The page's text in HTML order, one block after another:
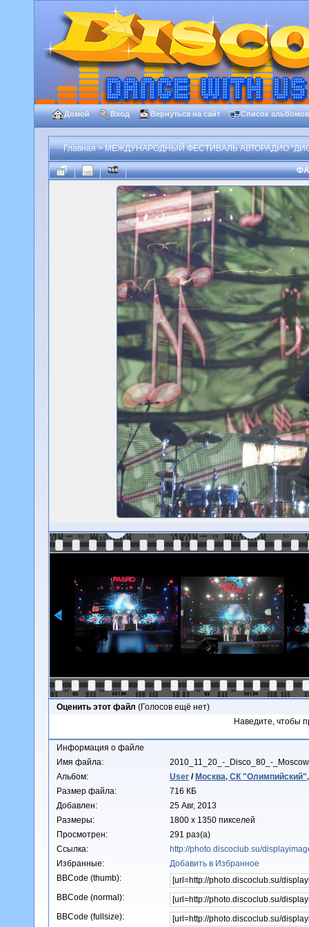
Домой Вход Вернуться на сайт Список альбомов
Главная>МЕЖДУНАРОДНЫЙ ФЕСТИВАЛЬ АВТОРАДИО
Оценить этот файл (Голосов ещё нет)
Наведите, чтобы
Информация о файле
Имя файла:
2010_11_20_-_Disco_80_-
Альбом:
User / Москва, СК "Олимпийский",
Размер файла:
716 КБ
Добавлен:
25 Авг, 2013
Размеры:
1800 x 1350 пикселей
Просмотрен:
291 раз(а)
Ссылка:
http://photo.discoclub.su/
Избранные:
Добавить в Избранное
BBCode (thumb):
BBCode (normal):
BBCode (fullsize):